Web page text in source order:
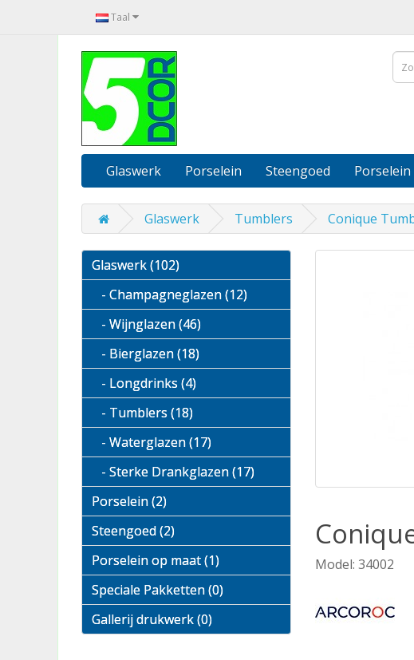
Taal
Glaswerk Porselein Steengoed
Glaswerk Tumblers Conique
Glaswerk (102)
- Champagneglazen (12)
- Wijnglazen (46)
- Bierglazen (18)
- Longdrinks (4)
- Tumblers (18)
- Waterglazen (17)
- Sterke Drankglazen (17)
Porselein (2)
Steengoed (2)
Porselein op maat (1)
Speciale Pakketten (0)
Gallerij drukwerk (0)
Model: 34002